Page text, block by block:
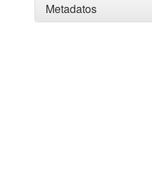
Metadatos